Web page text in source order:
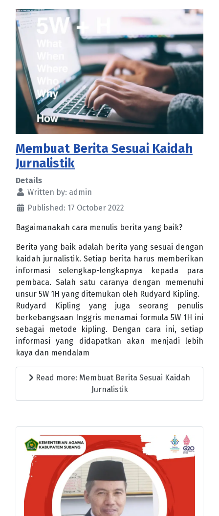
Membuat Berita Sesuai Kaidah
Jurnalistik
Details
Written by: admin
Published: 17 October 2022
Bagaimanakah cara menulis berita yang baik?
Berita yang baik adalah berita yang sesuai dengan
kaidah jurnalistik. Setiap berita harus memberikan
informasi selengkap-lengkapnya kepada para
pembaca. Salah satu caranya dengan memenuhi
unsur 5W 1H yang ditemukan oleh Rudyard Kipling.
Rudyard Kipling yang juga seorang penulis
berkebangsaan Inggris menamai formula 5W 1H ini
sebagai metode kipling. Dengan cara ini, setiap
informasi yang didapatkan akan menjadi lebih
kaya dan mendalam
Read more: Membuat Berita Sesuai Kaidah
Jurnalistik